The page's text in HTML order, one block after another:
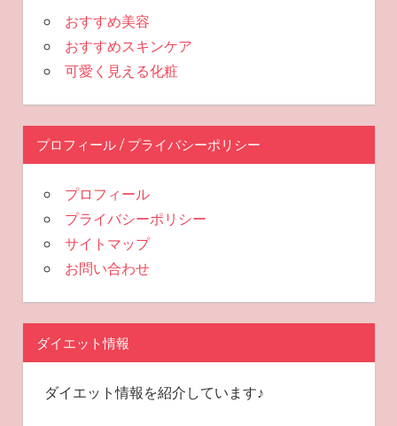
おすすめ美容
おすすめスキンケア
可愛く見える化粧
プロフィール / プライバシーポリシー
プロフィール
プライバシーポリシー
サイトマップ
お問い合わせ
ダイエット情報
ダイエット情報を紹介しています♪